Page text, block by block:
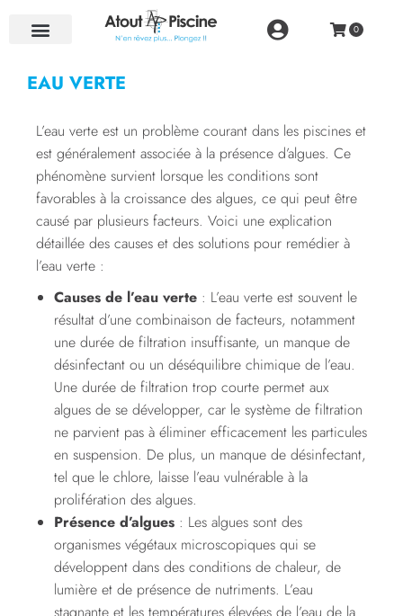
EAU VERTE
L’eau verte est un problème courant dans les piscines et
est généralement associée à la présence d’algues. Ce
phénomène survient lorsque les conditions sont
favorables à la croissance des algues, ce qui peut être
causé par plusieurs facteurs. Voici une explication
détaillée des causes et des solutions pour remédier à
l’eau verte :
Causes de l’eau verte : L’eau verte est souvent le
résultat d’une combinaison de facteurs, notamment
une durée de filtration insuffisante, un manque de
désinfectant ou un déséquilibre chimique de l’eau.
Une durée de filtration trop courte permet aux
algues de se développer, car le système de filtration
ne parvient pas à éliminer efficacement les particules
en suspension. De plus, un manque de désinfectant,
tel que le chlore, laisse l’eau vulnérable à la
prolifération des algues.
Présence d’algues : Les algues sont des
organismes végétaux microscopiques qui se
développent dans des conditions de chaleur, de
lumière et de présence de nutriments. L’eau